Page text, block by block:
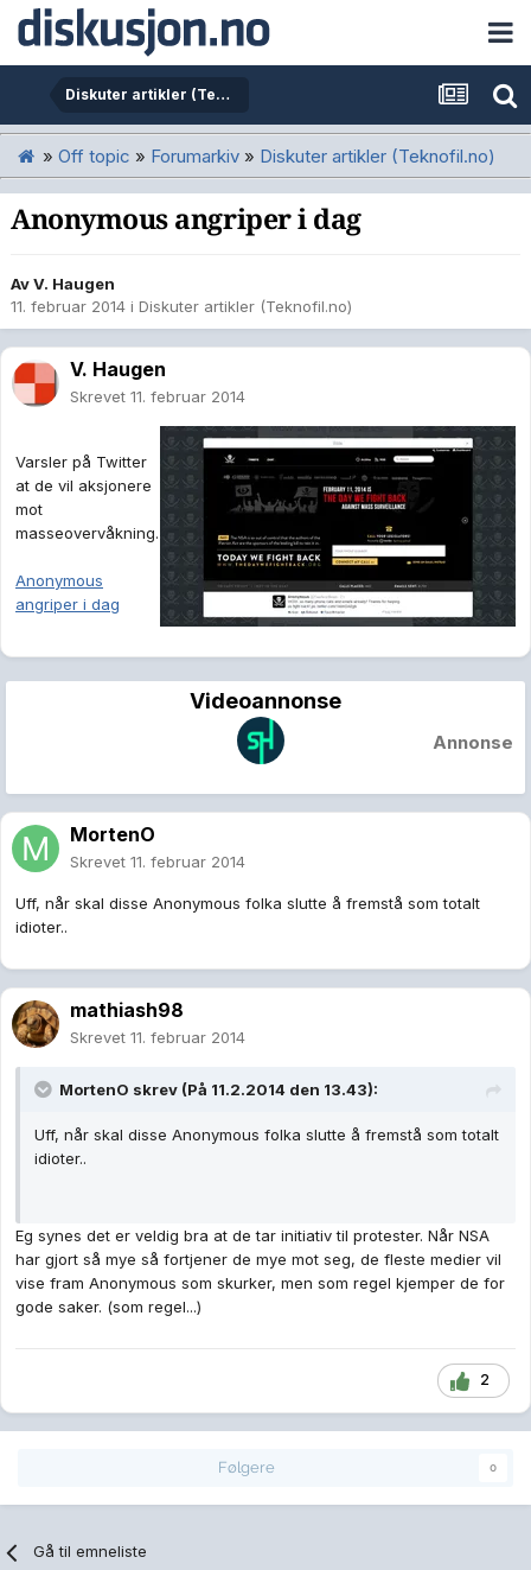
Diskuter artikler (Teknofil.no)
» Off topic » Forumarkiv » Diskuter artikler (Teknofil.no)
Anonymous angriper i dag
AvV. Haugen
11. februar 2014 i Diskuter artikler (Teknofil.no)
V. Haugen
Skrevet 11. februar 2014
Varsler på Twitter
at de vil aksjonere
mot
masseovervåkning.
Anonymous
angriper i dag
Videoannonse
Annonse
MortenO
Skrevet 11. februar 2014
Uff, når skal disse Anonymous folka slutte å fremstå som totalt
idioter..
mathiash98
Skrevet 11. februar 2014
MortenO skrev (På 11.2.2014 den 13.43):
Uff, når skal disse Anonymous folka slutte å fremstå som totalt
idioter..
Eg synes det er veldig bra at de tar initiativ til protester. Når NSA
har gjort så mye så fortjener de mye mot seg, de fleste medier vil
vise fram Anonymous som skurker, men som regel kjemper de for
gode saker. (som regel...)
2
Følgere 0
Gå til emneliste